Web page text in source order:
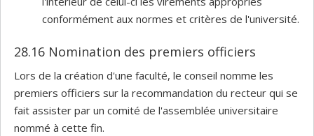
conformément aux normes et critères de l'université.
28.16 Nomination des premiers officiers
Lors de la création d'une faculté, le conseil nomme les
premiers officiers sur la recommandation du recteur qui se
fait assister par un comité de l'assemblée universitaire
nommé à cette fin.